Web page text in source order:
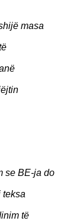
masa
se BE-ja do
teksa
të